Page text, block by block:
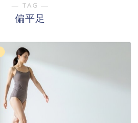
― TAG ―
偏平足